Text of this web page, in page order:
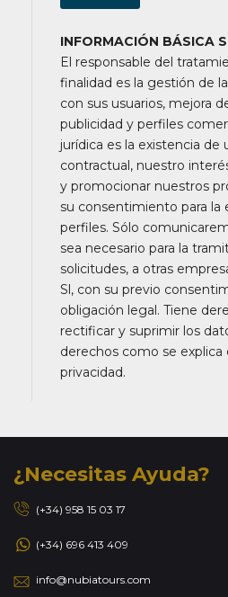
INFORMACIÓN BÁSICA
El responsable del
finalidad es la gestión de
con sus usuarios, mejora
publicidad y perfiles
jurídica es la existencia de
contractual, nuestro
y promocionar nuestros
su consentimiento para la
perfiles. Sólo
sea necesario para la
solicitudes, a otras
Sl, con su previo
obligación legal. Tiene
rectificar y suprimir los
derechos como se
privacidad.
¿Necesitas Ayuda?
(+34) 958 15 03 17
(+34) 696 413 409
info@nubiatours.com